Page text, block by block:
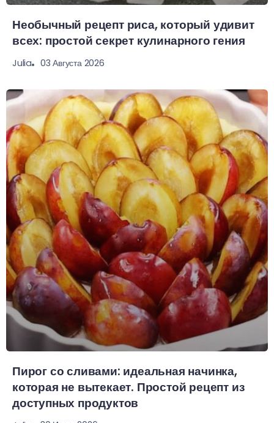
Необычный рецепт риса, который удивит
всех: простой секрет кулинарного гения
Julia 03 Августа 2026
Пирог со сливами: идеальная начинка,
которая не вытекает. Простой рецепт из
доступных продуктов